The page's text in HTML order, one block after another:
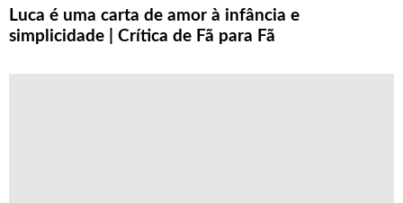
Luca é uma carta de amor à infância e
simplicidade | Crítica de Fã para Fã